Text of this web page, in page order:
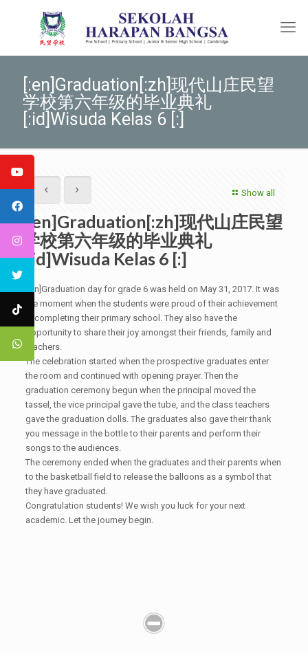
[:en]Graduation[:zh]现代山庄民望
学校第六年级的毕业典礼
[:id]Wisuda Kelas 6 [:]
Show all
[:en]Graduation[:zh]现代山庄民望
学校第六年级的毕业典礼
[:id]Wisuda Kelas 6 [:]
[:en]Graduation day for grade 6 was held on May 31, 2017. It was
the moment when the students were proud of their achievement
in completing their primary school. They also have the
opportunity to share their joy amongst their friends, family and
teachers.
The celebration started when the prospective graduates enter
the room and continued with opening prayer. Then the
graduation ceremony begun when the principal moved the
tassel, the vice principal gave the tube, and the class teachers
gave the graduation dolls. The graduates also gave their thank
you message in the bottle to their parents and perform their
songs to the audiences.
The ceremony ended when the graduates and their parents when
to the basketball field to release the balloons as a symbol that
they have graduated.
Congratulation students! We wish you luck for your next
academic. Let the journey begin.